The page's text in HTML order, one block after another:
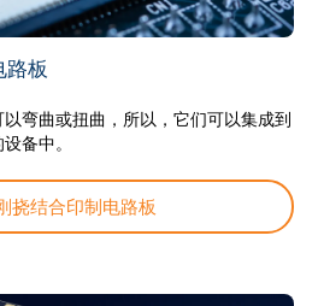
路板
弯曲或扭曲，所以，它们可以集成到
备中。
挠结合印制电路板